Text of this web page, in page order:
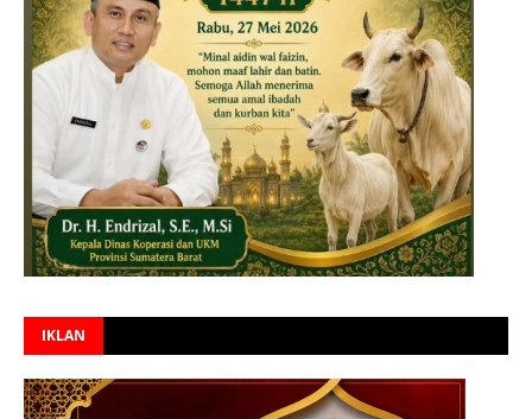
IKLAN